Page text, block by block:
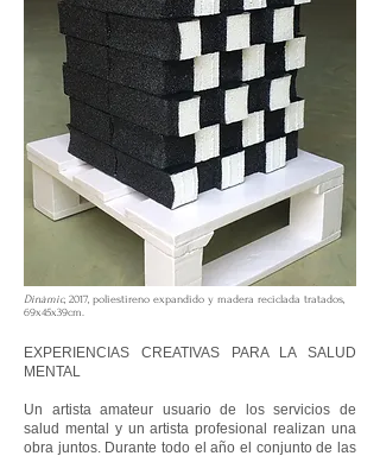
Dinàmic, 2017, poliestireno expandido y madera reciclada tratados,
69x45x39cm.
EXPERIENCIAS CREATIVAS PARA LA SALUD
MENTAL
Un artista amateur usuario de los servicios de
salud mental y un artista profesional realizan una
obra juntos. Durante todo el año el conjunto de las